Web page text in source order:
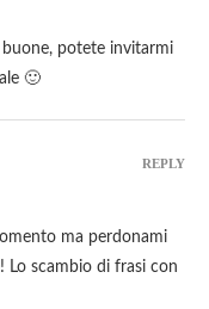
potete invitarmi
🙂
ma perdonami
scambio di frasi con
REPLY